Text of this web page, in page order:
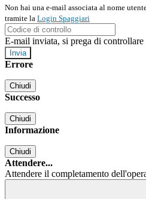
Non hai una e-mail associata al nome
tramite la Login Spaggiari
E-mail inviata, si prega di controllare
Errore
Chiudi
Successo
Chiudi
Informazione
Chiudi
Attendere...
Attendere il completamento